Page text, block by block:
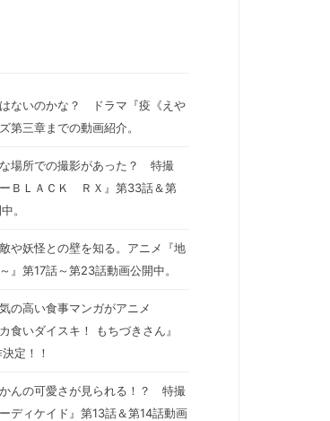
はないのかな？ ドラマ『疫《えや
第三章までの動画紹介。
な場所での撮影があった？ 特撮
ーＢＬＡＣＫ ＲＸ』第33話＆第
。
敵や妖怪との壁を知る。アニメ『地
』第17話～第23話動画公開中。
の高い食事マンガがアニメ
いダイスキ！ もちづきさん』
定！！
かんの可愛さが見られる！？ 特撮
ーディケイド』第13話＆第14話動画